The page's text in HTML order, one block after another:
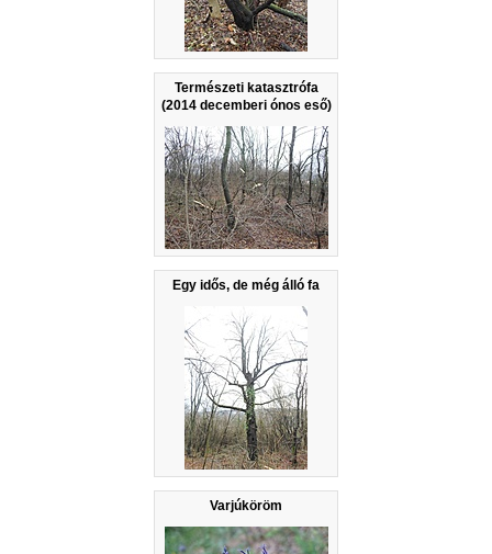
Természeti katasztrófa
(2014 decemberi ónos eső)
Egy idős, de még álló fa
Varjúköröm